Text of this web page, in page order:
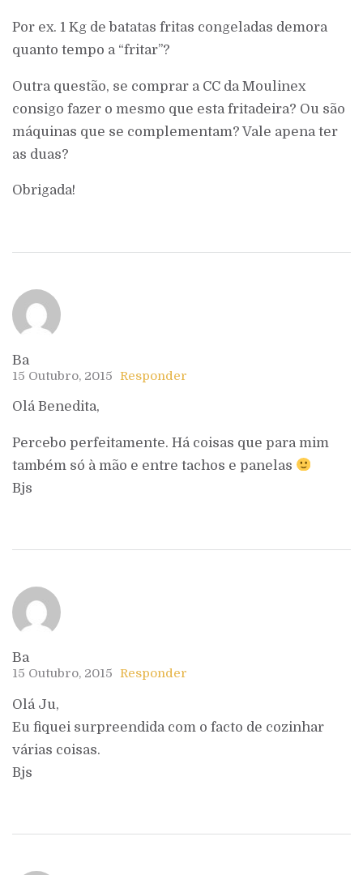
Por ex. 1 Kg de batatas fritas congeladas demora
quanto tempo a “fritar”?
Outra questão, se comprar a CC da Moulinex
consigo fazer o mesmo que esta fritadeira? Ou são
máquinas que se complementam? Vale apena ter
as duas?
Obrigada!
Ba
15 Outubro, 2015 Responder
Olá Benedita,
Percebo perfeitamente. Há coisas que para mim
também só à mão e entre tachos e panelas
Bjs
Ba
15 Outubro, 2015 Responder
Olá Ju,
Eu fiquei surpreendida com o facto de cozinhar
várias coisas.
Bjs